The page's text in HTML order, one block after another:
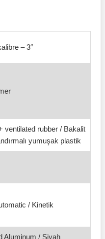
– 3″
ventilated rubber / Bakalit
yumuşak plastik
/ Kinetik
Aluminum / Siyah